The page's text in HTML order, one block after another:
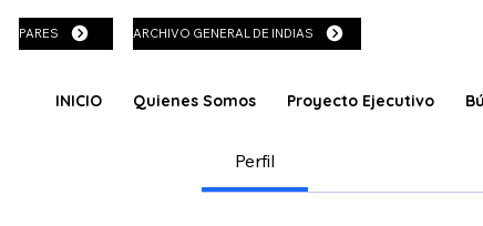
PARES ARCHIVO GENERAL DE INDIAS
INICIO Quienes Somos Proyecto Ejecutivo
Perfil